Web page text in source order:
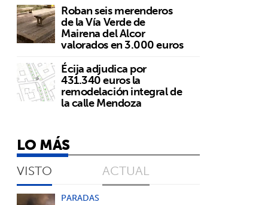
Roban seis merenderos
de la Vía Verde de
Mairena del Alcor
valorados en 3.000 euros
Écija adjudica por
431.340 euros la
remodelación integral de
la calle Mendoza
LO MÁS
VISTO ACTUAL
PARADAS